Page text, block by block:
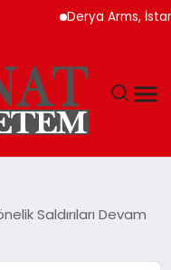
Derya Arms,
Saldırıları Devam